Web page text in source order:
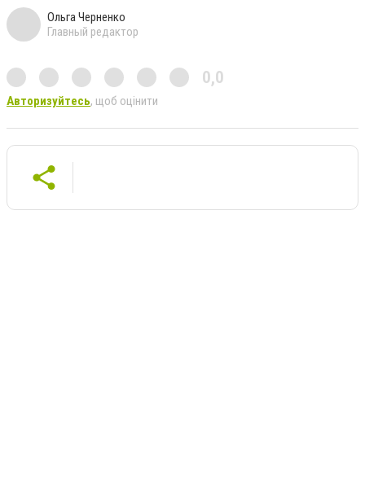
Ольга Черненко
Главный редактор
0,0
Авторизуйтесь, щоб оцінити